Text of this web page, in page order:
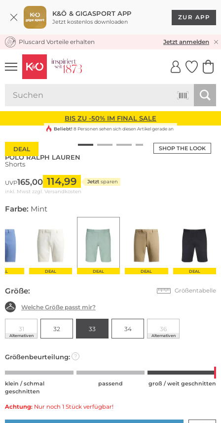
K&Ö & GIGASPORT APP
Jetzt kostenlos downloaden
ZUR APP
KOSTENLOSER VERSAND* & RÜCKVERSAND
Pluscard Vorteile erhalten Jetzt anmelden
UNSERE APP
CLICK &
BIS ZU -50% IM FINAL SALE
SHOP THE LOOK
DEAL
Beliebt! 8 Personen sehen sich diesen Artikel gerade an
POLO RALPH LAUREN
Shorts
UVP165,00 114,99 Jetzt sparen
inkl. Mwst zzgl. Versandkosten
Farbe: Mint
DEAL DEAL DEAL DEAL
Größe: Größentabelle
Welche Größe passt mir?
31
Alternativen
32 33 34 36
Alternativen
Größenbeurteilung: ?
klein / schmal
geschnitten
passend groß / weit geschnitten
Achtung: Nur noch 1 Stück verfügbar!